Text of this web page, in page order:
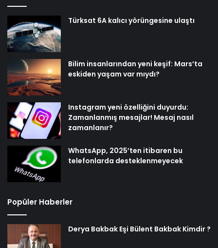
Türksat 6A kalıcı yörüngesine ulaştı
Bilim insanlarından yeni keşif: Mars’ta
eskiden yaşam var mıydı?
Instagram yeni özelliğini duyurdu:
Zamanlanmış mesajlar! Mesaj nasıl
zamanlanır?
WhatsApp, 2025’ten itibaren bu
telefonlarda desteklenmeyecek
Popüler Haberler
Derya Bakbak Eşi Bülent Bakbak Kimdir ?